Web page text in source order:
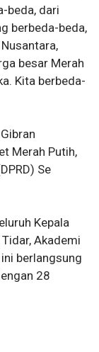
beda, dari
berbeda-beda,
besar Merah
Kita berbeda-
Merah Putih,
Se
Kepala
Akademi
berlangsung
28